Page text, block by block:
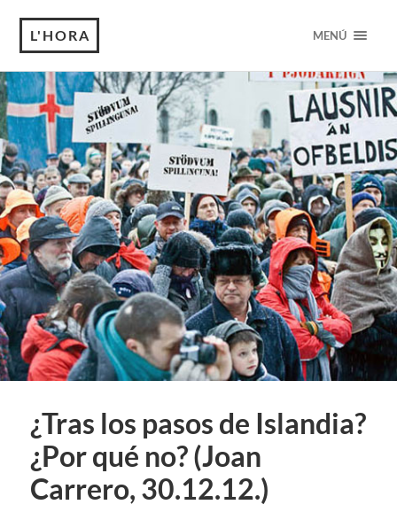
L'HORA MENÚ
¿Tras los pasos de Islandia?
¿Por qué no? (Joan
Carrero, 30.12.12.)